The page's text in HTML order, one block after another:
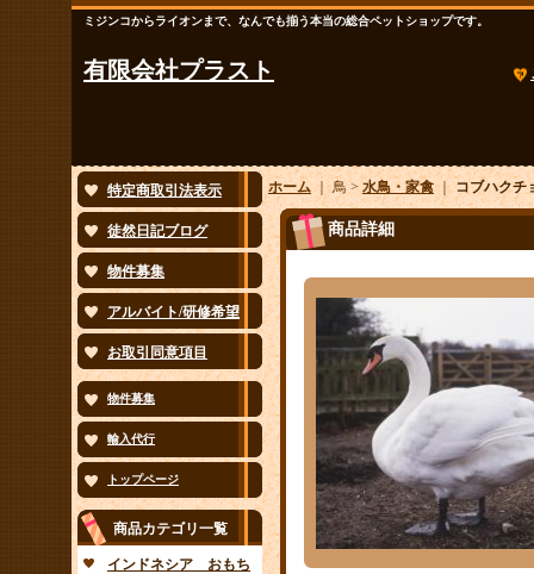
ミジンコからライオンまで、なんでも揃う本当の総合ペットショップです。
有限会社プラスト
特定商取引法表示
徒然日記ブログ
物件募集
アルバイト/研修希望
お取引同意項目
物件募集
輸入代行
トップページ
商品カテゴリ一覧
インドネシア おもち
ホーム｜ 鳥 >水鳥・家禽｜コブハク
商品詳細